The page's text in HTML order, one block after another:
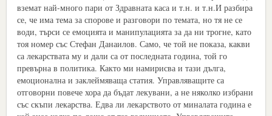
вземат най-много пари от Здравната каса и т.н. и т.н.И разбира
се, че има тема за спорове и разговори по темата, но тя не се
води, търси се емоцията и манипулацията за да ни трогне, като
тоя номер със Стефан Данаилов. Само, че той не показа, какви
са лекарствата му и дали са от последната година, той го
превърна в политика. Както ми намирисва и тази дълга,
емоционална и заклеймяваща статия. Управляващите са
отговорни повече хора да бъдат лекувани, а не няколко избрани
със скъпи лекарства. Едва ли лекарството от миналата година е